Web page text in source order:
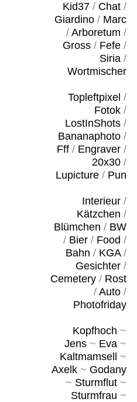
Kid37/ Chat/
Giardino/ Marc
/ Arboretum /
Gross/ Fefe/
Siria/
Wortmischer
Topleftpixel /
Fotok/
LostInShots/
Bananaphoto/
Fff/ Engraver/
20x30/
Lupicture/ Pun
Interieur/
Kätzchen /
Blümchen / BW
/ Bier/ Food /
Bahn / KGA/
Gesichter/
Cemetery/ Rost
/ Auto/
Photofriday
Kopfhoch ~
Jens~ Eva~
Kaltmamsell
~
Axelk~ Godany
~ Sturmflut~
Sturmfrau ~